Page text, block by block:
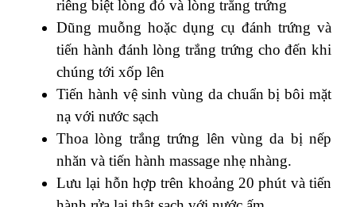
riêng biệt lòng đỏ và lòng trắng trứng
Dũng muỗng hoặc dụng cụ đánh trứng và
tiến hành đánh lòng trắng trứng cho đến khi
chúng tới xốp lên
Tiến hành vệ sinh vùng da chuẩn bị bôi mặt
nạ với nước sạch
Thoa lòng trắng trứng lên vùng da bị nếp
nhăn và tiến hành massage nhẹ nhàng.
Lưu lại hỗn hợp trên khoảng 20 phút và tiến